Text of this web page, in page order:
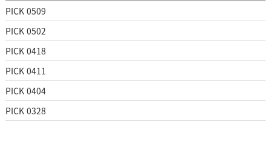
PICK 0509
PICK 0502
PICK 0418
PICK 0411
PICK 0404
PICK 0328